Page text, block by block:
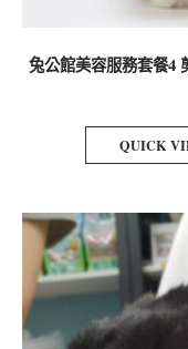
兔公館美容服務套餐4
QUICK